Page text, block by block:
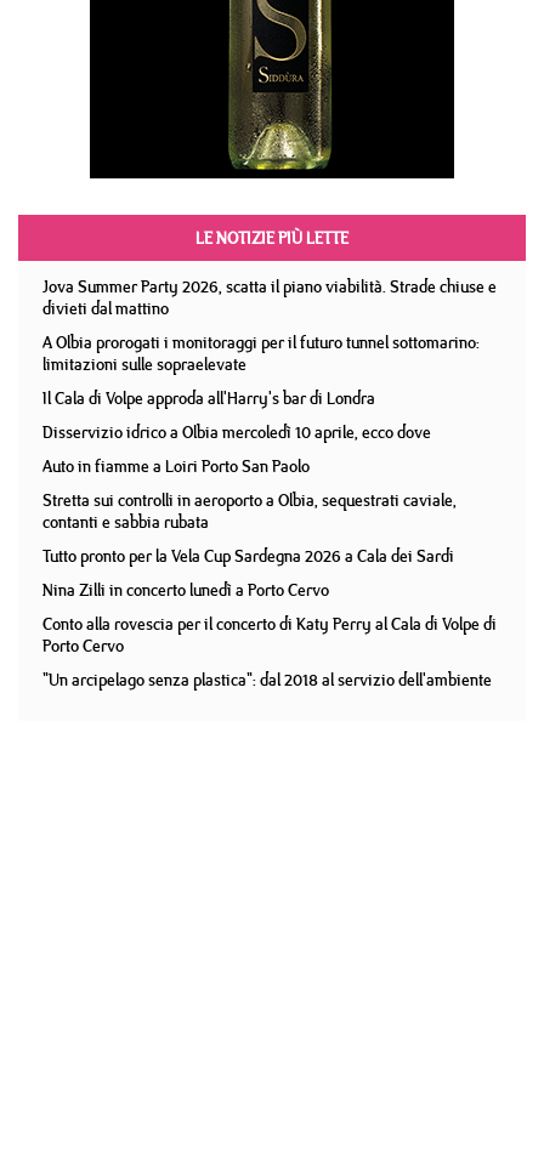
LE NOTIZIE PIÙ LETTE
Jova Summer Party 2026, scatta il piano viabilità. Strade chiuse e
divieti dal mattino
A Olbia prorogati i monitoraggi per il futuro tunnel sottomarino:
limitazioni sulle sopraelevate
Il Cala di Volpe approda all'Harry's bar di Londra
Disservizio idrico a Olbia mercoledì 10 aprile, ecco dove
Auto in fiamme a Loiri Porto San Paolo
Stretta sui controlli in aeroporto a Olbia, sequestrati caviale,
contanti e sabbia rubata
Tutto pronto per la Vela Cup Sardegna 2026 a Cala dei Sardi
Nina Zilli in concerto lunedì a Porto Cervo
Conto alla rovescia per il concerto di Katy Perry al Cala di Volpe di
Porto Cervo
"Un arcipelago senza plastica": dal 2018 al servizio dell'ambiente